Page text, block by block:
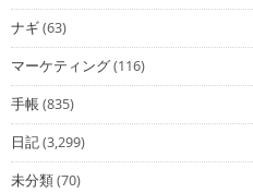
ナギ(63)
マーケティング(116)
手帳(835)
日記(3,299)
未分類(70)